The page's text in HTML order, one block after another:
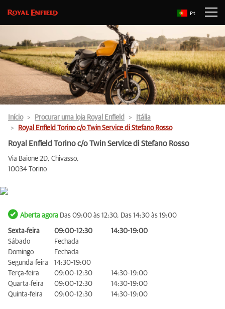
Pt
Início Procurar uma loja Royal Enfield
Itália
Royal Enfield Torino c/o Twin Service di Stefano Rosso
Royal Enfield Torino c/o Twin Service di Stefano Rosso
Via Baione 2D, Chivasso,
10034 Torino
Aberta agora Das 09:00 às 12:30, Das 14:30 às 19:00
Sexta-feira 09:00-12:30
14:30-19:00
Sábado
Fechada
Domingo
Fechada
Segunda-feira
14:30-19:00
Terça-feira
09:00-12:30
14:30-19:00
Quarta-feira
09:00-12:30
14:30-19:00
Quinta-feira
09:00-12:30 14:30-19:00